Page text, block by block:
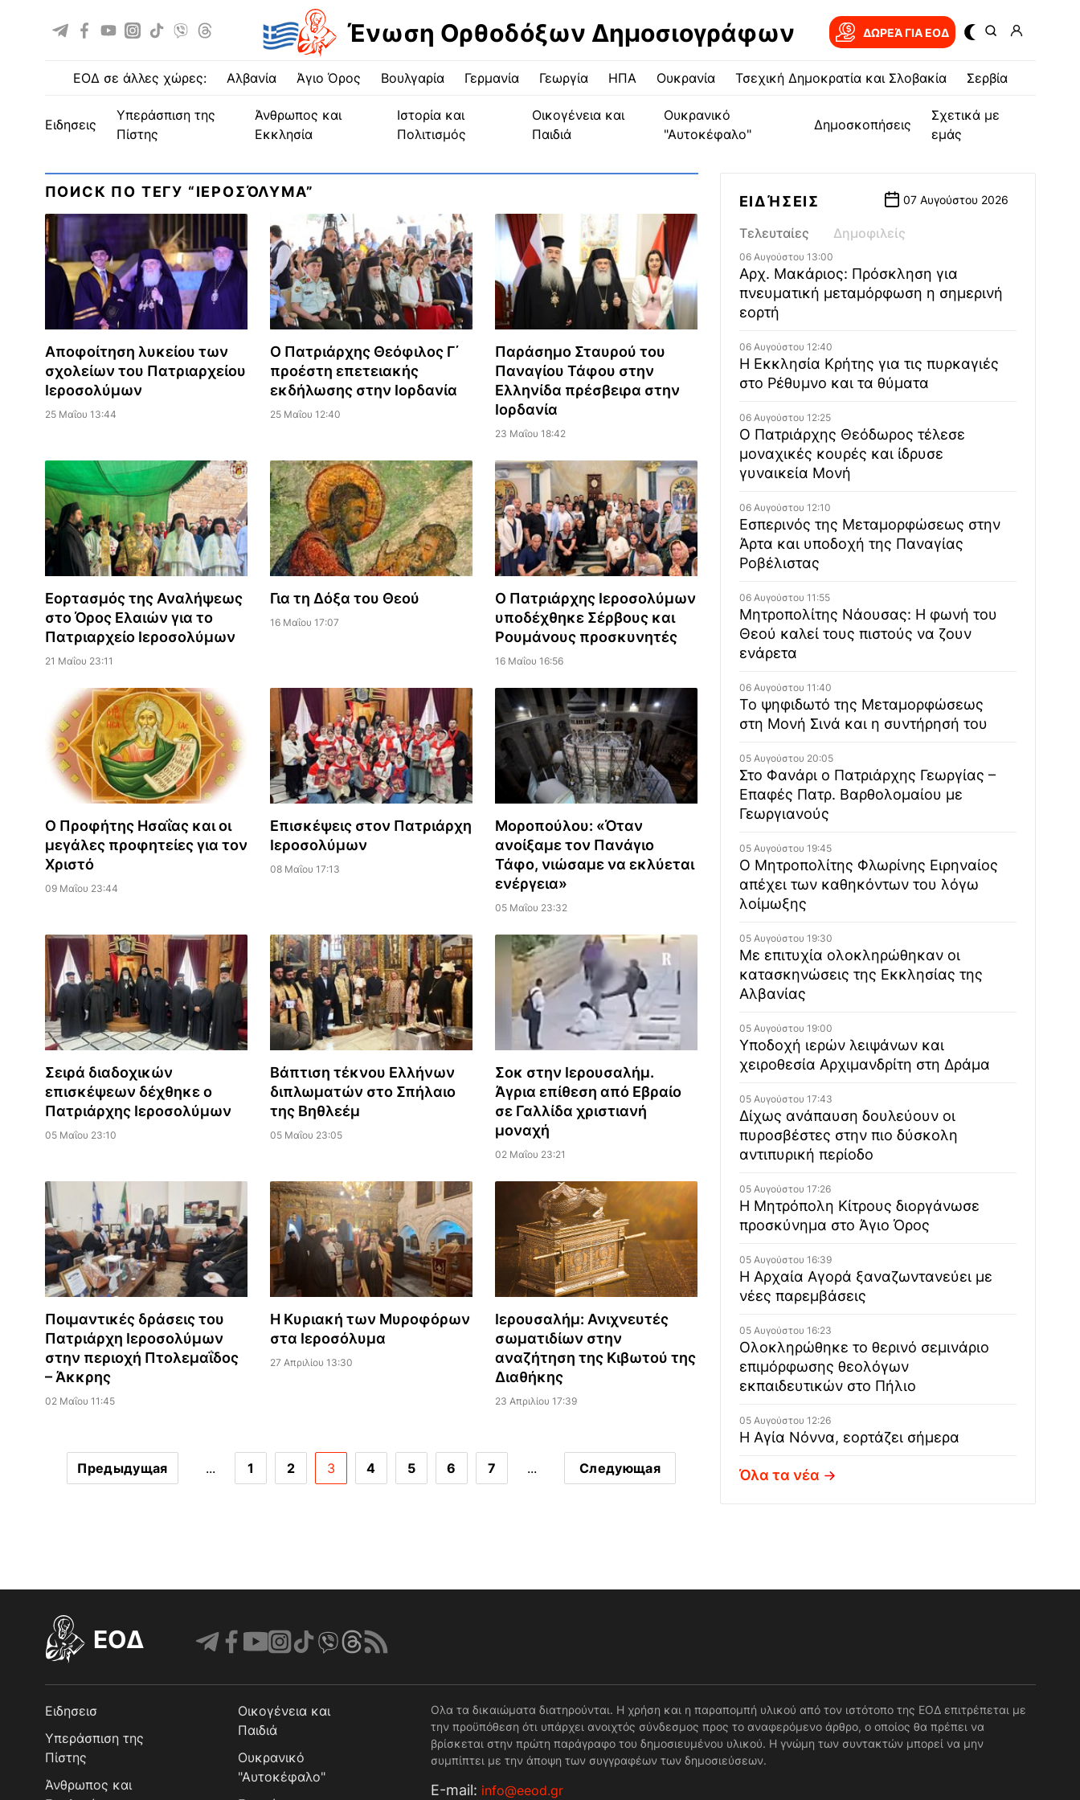
Ένωση Ορθοδόξων Δημοσιογράφων ΔΩΡΕΆ ΓΙΑ EOΔ
ΕΟΔ σε άλλες χώρες: Αλβανία Άγιο Όρος Βουλγαρία Γερμανία Γεωργία ΗΠΑ Ουκρανία Τσεχική Δημοκρατία και Σλοβακία Σερβία
ειδησεις
Υπεράσπιση της
Πίστης
Άνθρωπος και
Εκκλησία
Ιστορία και
Πολιτισμός
Οικογένεια και
Παιδιά
Ουκρανικό
"Αυτοκέφαλο"
Δημοσκοπήσεις
Σχετικά με
εμάς
ПОИСК ПО ТЕГУ “ΙΕΡΟΣΌΛΥΜΑ”
Αποφοίτηση λυκείου των
σχολείων του Πατριαρχείου
Ιεροσολύμων
25 Μαΐου 13:44
Ο Πατριάρχης Θεόφιλος Γ΄
προέστη επετειακής
εκδήλωσης στην Ιορδανία
25 Μαΐου 12:40
Παράσημο Σταυρού του
Παναγίου Τάφου στην
Ελληνίδα πρέσβειρα στην
Ιορδανία
23 Μαΐου 18:42
Εορτασμός της Αναλήψεως
στο Όρος Ελαιών για το
Πατριαρχείο Ιεροσολύμων
21 Μαΐου 23:11
Για τη Δόξα του Θεού
16 Μαΐου 17:07
Ο Πατριάρχης Ιεροσολύμων
υποδέχθηκε Σέρβους και
Ρουμάνους προσκυνητές
16 Μαΐου 16:56
Ο Προφήτης Ησαΐας και οι
μεγάλες προφητείες για τον
Χριστό
09 Μαΐου 23:44
Επισκέψεις στον Πατριάρχη
Ιεροσολύμων
08 Μαΐου 17:13
Μοροπούλου: «Όταν
ανοίξαμε τον Πανάγιο
Τάφο, νιώσαμε να εκλύεται
ενέργεια»
05 Μαΐου 23:32
Σειρά διαδοχικών
επισκέψεων δέχθηκε ο
Πατριάρχης Ιεροσολύμων
05 Μαΐου 23:10
Βάπτιση τέκνου Ελλήνων
διπλωματών στο Σπήλαιο
της Βηθλεέμ
05 Μαΐου 23:05
Σοκ στην Ιερουσαλήμ.
Άγρια επίθεση από Εβραίο
σε Γαλλίδα χριστιανή
μοναχή
02 Μαΐου 23:21
Ποιμαντικές δράσεις του
Πατριάρχη Ιεροσολύμων
στην περιοχή Πτολεμαΐδος
– Άκκρης
02 Μαΐου 11:45
Η Κυριακή των Μυροφόρων
στα Ιεροσόλυμα
27 Απριλίου 13:30
Ιερουσαλήμ: Ανιχνευτές
σωματιδίων στην
αναζήτηση της Κιβωτού της
Διαθήκης
23 Απριλίου 17:39
Предыдущая ... 1 2 3 4 5 6 7 ... Следующая
ΕΙΔΉΣΕΙΣ 07 Αυγούστου 2026
Τελευταίες Δημοφιλείς
06 Αυγούστου 13:00
Αρχ. Μακάριος: Πρόσκληση για
πνευματική μεταμόρφωση η σημερινή
εορτή
06 Αυγούστου 12:40
Η Εκκλησία Κρήτης για τις πυρκαγιές
στο Ρέθυμνο και τα θύματα
06 Αυγούστου 12:25
Ο Πατριάρχης Θεόδωρος τέλεσε
μοναχικές κουρές και ίδρυσε
γυναικεία Μονή
06 Αυγούστου 12:10
Εσπερινός της Μεταμορφώσεως στην
Άρτα και υποδοχή της Παναγίας
Ροβέλιστας
06 Αυγούστου 11:55
Μητροπολίτης Νάουσας: Η φωνή του
Θεού καλεί τους πιστούς να ζουν
ενάρετα
06 Αυγούστου 11:40
Το ψηφιδωτό της Μεταμορφώσεως
στη Μονή Σινά και η συντήρησή του
05 Αυγούστου 20:05
Στο Φανάρι ο Πατριάρχης Γεωργίας –
Επαφές Πατρ. Βαρθολομαίου με
Γεωργιανούς
05 Αυγούστου 19:45
Ο Μητροπολίτης Φλωρίνης Ειρηναίος
απέχει των καθηκόντων του λόγω
λοίμωξης
05 Αυγούστου 19:30
Με επιτυχία ολοκληρώθηκαν οι
κατασκηνώσεις της Εκκλησίας της
Αλβανίας
05 Αυγούστου 19:00
Υποδοχή ιερών λειψάνων και
χειροθεσία Αρχιμανδρίτη στη Δράμα
05 Αυγούστου 17:43
Δίχως ανάπαυση δουλεύουν οι
πυροσβέστες στην πιο δύσκολη
αντιπυρική περίοδο
05 Αυγούστου 17:26
Η Μητρόπολη Κίτρους διοργάνωσε
προσκύνημα στο Άγιο Όρος
05 Αυγούστου 16:39
Η Αρχαία Αγορά ξαναζωντανεύει με
νέες παρεμβάσεις
05 Αυγούστου 16:23
Ολοκληρώθηκε το θερινό σεμινάριο
επιμόρφωσης θεολόγων
εκπαιδευτικών στο Πήλιο
05 Αυγούστου 12:26
Η Αγία Νόννα, εορτάζει σήμερα
Όλα τα νέα
EOΔ
Ειδησεισ
Υπεράσπιση της
Πίστης
Άνθρωπος και
Οικογένεια και
Παιδιά
Ουκρανικό
"Αυτοκέφαλο"
Ολα τα δικαιώματα διατηρούνται. Η χρήση και η παραπομπή υλικού από τον ιστότοπο της ΕΟΔ επιτρέπεται με
την προϋπόθεση ότι υπάρχει ανοιχτός σύνδεσμος προς το αναφερόμενο άρθρο, ο οποίος θα πρέπει να
βρίσκεται στην πρώτη παράγραφο του δημοσιευμένου υλικού. Η γνώμη των συντακτών μπορεί να μην
συμπίπτει με την άποψη των συγγραφέων των δημοσιεύσεων.
Е-mail: info@eeod.gr